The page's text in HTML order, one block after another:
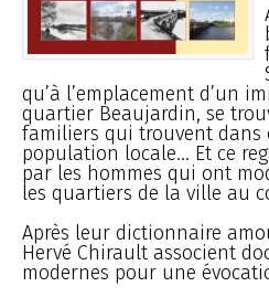
qu’à l’emplacement d’un
quartier Beaujardin, se
familiers qui trouvent dans
population locale... Et ce
par les hommes qui ont
les quartiers de la ville au
Après leur dictionnaire
Hervé Chirault associent
modernes pour une